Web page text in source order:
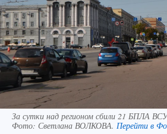
За сутки над регионом сбили 21 БПЛА ВСУ
Фото: Светлана ВОЛКОВА. Перейти в